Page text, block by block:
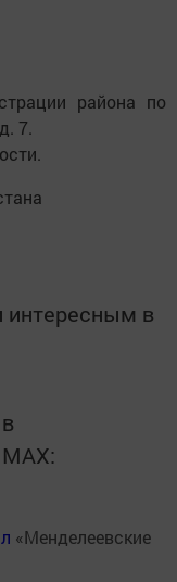
района по
7.
в
«Менделеевские